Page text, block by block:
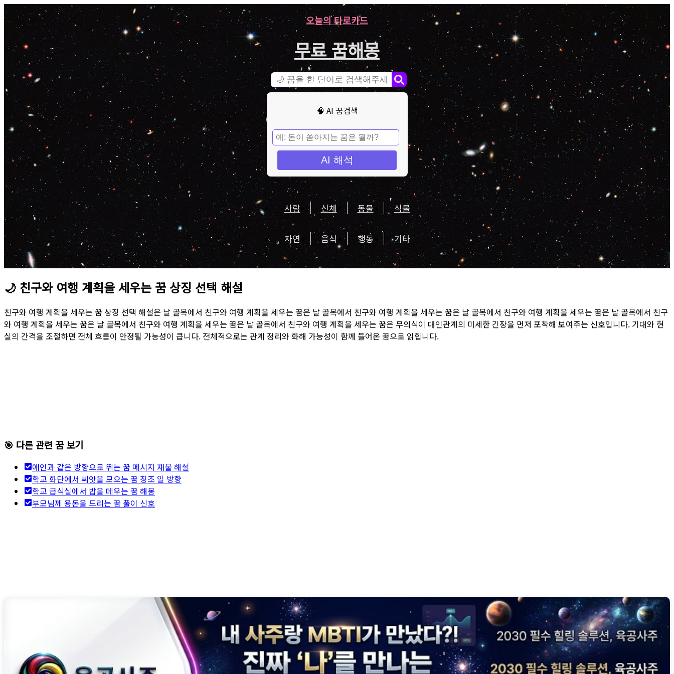
오늘의 타로카드
무료 꿈해몽
🧠 AI 꿈검색
AI 해석
사람 신체 동물 식물
자연 음식 행동 기타
🌙 친구와 여행 계획을 세우는 꿈 상징 선택 해설
친구와 여행 계획을 세우는 꿈 상징 선택 해설은 날 골목에서 친구와 여행 계획을 세우는 꿈은 날 골목에서 친구와 여행 계획을 세우는 꿈은 날 골목에서 친구와 여행 계획을 세우는 꿈은 날 골목에서 친구
와 여행 계획을 세우는 꿈은 날 골목에서 친구와 여행 계획을 세우는 꿈은 날 골목에서 친구와 여행 계획을 세우는 꿈은 무의식이 대인관계의 미세한 긴장을 먼저 포착해 보여주는 신호입니다. 기대와 현
실의 간격을 조절하면 전체 흐름이 안정될 가능성이 큽니다. 전체적으로는 관계 정리와 화해 가능성이 함께 들어온 꿈으로 읽힙니다.
🎯 다른 관련 꿈 보기
애인과 같은 방향으로 뛰는 꿈 메시지 재물 해설
학교 화단에서 씨앗을 모으는 꿈 징조 일 방향
학교 급식실에서 밥을 데우는 꿈 해몽
부모님께 용돈을 드리는 꿈 풀이 신호